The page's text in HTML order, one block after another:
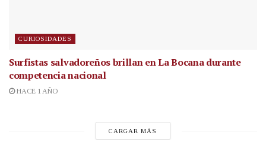
CURIOSIDADES
Surfistas salvadoreños brillan en La Bocana durante
competencia nacional
HACE 1 AÑO
CARGAR MÁS